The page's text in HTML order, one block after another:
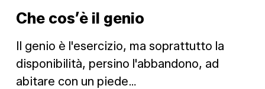
genio
Che cos’è il genio
Il genio è l'esercizio, ma soprattutto la
disponibilità, persino l'abbandono, ad
abitare con un piede…